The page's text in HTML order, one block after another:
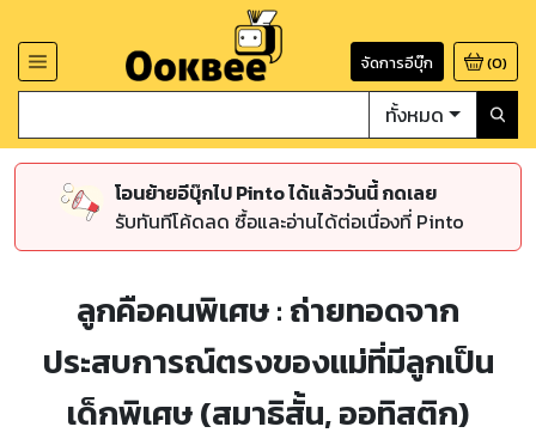
จัดการอีบุ๊ก (0)
ทั้งหมด
โอนย้ายอีบุ๊กไป Pinto ได้แล้ววันนี้ กดเลย
รับทันทีโค้ดลด ซื้อและอ่านได้ต่อเนื่องที่ Pinto
ลูกคือคนพิเศษ : ถ่ายทอดจาก
ประสบการณ์ตรงของแม่ที่มีลูกเป็น
เด็กพิเศษ (สมาธิสั้น, ออทิสติก)